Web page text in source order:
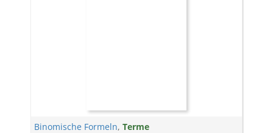
Binomische Formeln, Terme